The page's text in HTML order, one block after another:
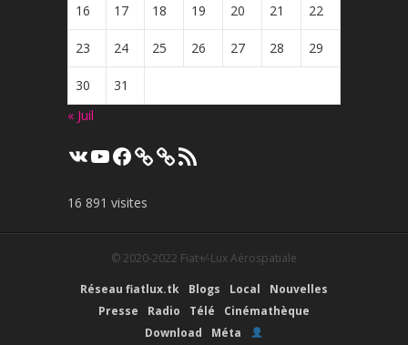
16 17 18 19 20 21 22
23 24 25 26 27 28 29
30
31
« Juil
VK YouTube
Facebook Flux
RSS
16 891 visites
© 2020-2022 Fiat+⁄-Lux Aérospatiale
Réseau fiatlux.tk
Blogs Local
Nouvelles
Presse
Radio Télé
Cinémathèque
Download
Méta